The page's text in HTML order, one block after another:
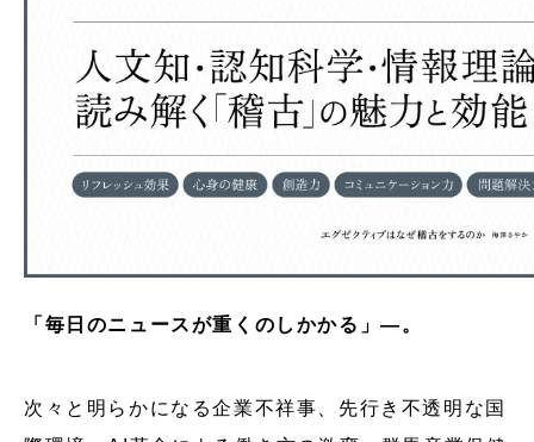
「毎日のニュースが重くのしかかる」―。
次々と明らかになる企業不祥事、先行き不透明な国